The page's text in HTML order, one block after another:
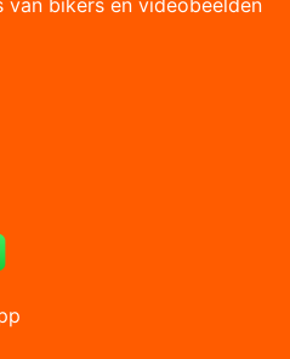
van bikers en videobeelden